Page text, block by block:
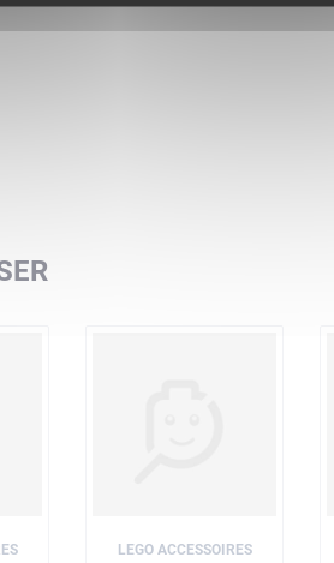
LEGO ACCESSOIRES